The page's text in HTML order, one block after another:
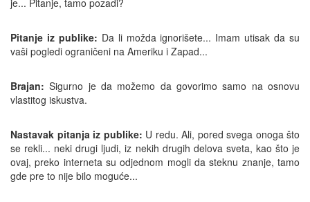
Pitanje iz publike: Da li možda ignorišete... Imam utisak da su
vaši pogledi ograničeni na Ameriku i Zapad...
Brajan: Sigurno je da možemo da govorimo samo na osnovu
vlastitog iskustva.
Nastavak pitanja iz publike: U redu. Ali, pored svega onoga što
se rekli... neki drugi ljudi, iz nekih drugih delova sveta, kao što je
ovaj, preko interneta su odjednom mogli da steknu znanje, tamo
gde pre to nije bilo moguće...